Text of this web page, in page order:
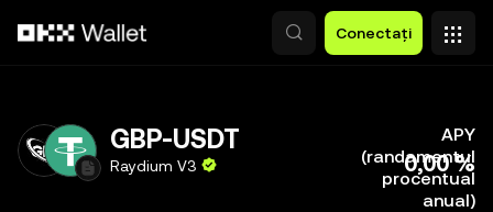
Conectați
GBP-USDT
Raydium V3
APY
(randamentul
procentual
anual)
0,00 %